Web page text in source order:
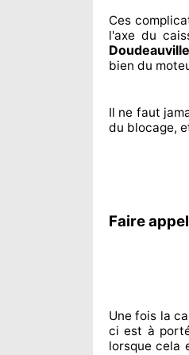
Ces
l'axe du
bien du
Il ne faut
du blocage,
Faire
Une fois la
ci est à
lorsque cela